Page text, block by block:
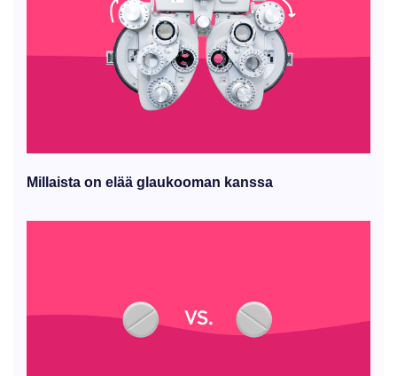
Millaista on elää glaukooman kanssa